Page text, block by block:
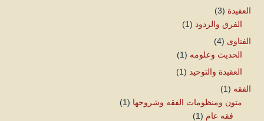
العقيدة (3)
الفرق والردود (1)
الفتاوى (4)
الحديث وعلومه (1)
العقيدة والتوحيد (1)
الفقه (1)
متون ومنظومات الفقه وشروحها (1)
فقه عام (1)